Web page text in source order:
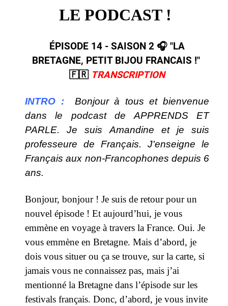
LE PODCAST !
ÉPISODE 14 - SAISON 2 🎧​ "LA
BRETAGNE, PETIT BIJOU FRANCAIS !"​ ​
🇫🇷​ TRANSCRIPTION
INTRO :
Bonjour à tous et bienvenue
dans le podcast de APPRENDS ET
PARLE. Je suis Amandine et je suis
professeure de Français. J'enseigne le
Français aux non-Francophones depuis 6
ans.
Bonjour, bonjour ! Je suis de retour pour un
nouvel épisode ! Et aujourd’hui, je vous
emmène en voyage à travers la France. Oui. Je
vous emmène en Bretagne. Mais d’abord, je
dois vous situer ou ça se trouve, sur la carte, si
jamais vous ne connaissez pas, mais j’ai
mentionné la Bretagne dans l’épisode sur les
festivals français. Donc, d’abord, je vous invite